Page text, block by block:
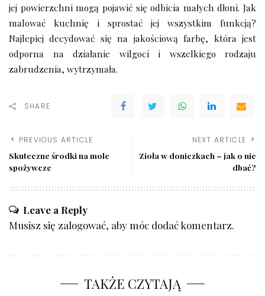
jej powierzchni mogą pojawić się odbicia małych dłoni. Jak
malować kuchnię i sprostać jej wszystkim funkcją?
Najlepiej decydować się na jakościową farbę, która jest
odporna na działanie wilgoci i wszelkiego rodzaju
zabrudzenia, wytrzymała.
SHARE
PREVIOUS ARTICLE
Skuteczne środki na mole
spożywcze
NEXT ARTICLE
Zioła w doniczkach – jak o nie
dbać?
Leave a Reply
Musisz się zalogować, aby móc dodać komentarz.
TAKŻE CZYTAJĄ